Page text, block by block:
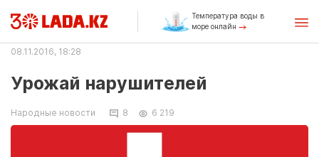
Температура воды в
море онлайн
08.11.2016, 18:28
Урожай нарушителей
Народные новости 8 6 219